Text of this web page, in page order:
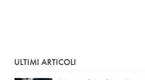
ULTIMI ARTICOLI